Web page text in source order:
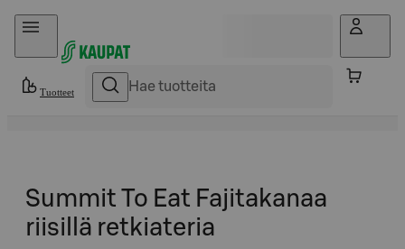
Hyppää sisältöön
Tuotteet
Summit To Eat Fajitakanaa
riisillä retkiateria